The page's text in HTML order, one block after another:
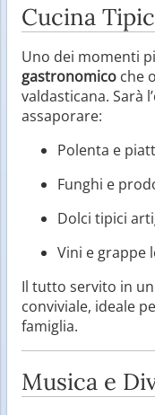
Cucina
Uno dei momenti
gastronomico che
valdasticana. Sarà
assaporare:
Polenta e
Funghi e
Dolci tipici
Vini e grappe
Il tutto servito in
conviviale, ideale
famiglia.
Musica e